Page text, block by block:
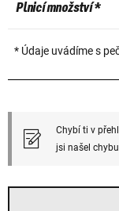
Plnicí množství *
* Údaje uvádíme s
Chybí ti v
jsi našel